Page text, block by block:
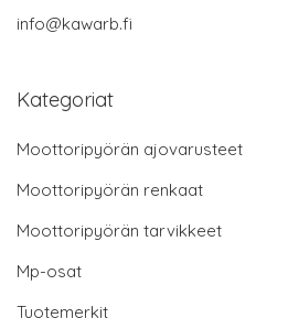
info@kawarb.fi
Kategoriat
Moottoripyörän ajovarusteet
Moottoripyörän renkaat
Moottoripyörän tarvikkeet
Mp-osat
Tuotemerkit